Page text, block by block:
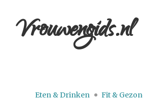
Vrouwengids.nl
Eten & Drinken Fit &